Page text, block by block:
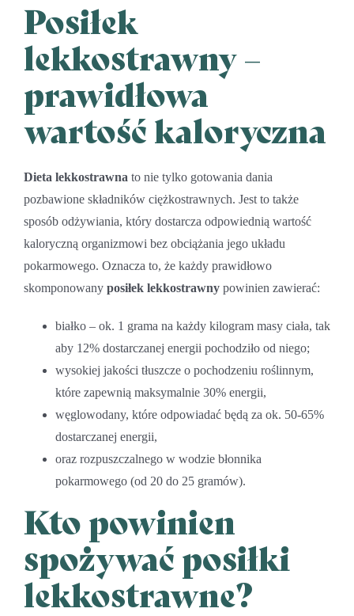
Posiłek
lekkostrawny –
prawidłowa
wartość kaloryczna
Dieta lekkostrawna to nie tylko gotowania dania
pozbawione składników ciężkostrawnych. Jest to także
sposób odżywiania, który dostarcza odpowiednią wartość
kaloryczną organizmowi bez obciążania jego układu
pokarmowego. Oznacza to, że każdy prawidłowo
skomponowany posiłek lekkostrawnypowinien zawierać:
białko – ok. 1 grama na każdy kilogram masy ciała, tak
aby 12% dostarczanej energii pochodziło od niego;
wysokiej jakości tłuszcze o pochodzeniu roślinnym,
które zapewnią maksymalnie 30% energii,
węglowodany, które odpowiadać będą za ok. 50-65%
dostarczanej energii,
oraz rozpuszczalnego w wodzie błonnika
pokarmowego (od 20 do 25 gramów).
Kto powinien
spożywać posiłki
lekkostrawne?